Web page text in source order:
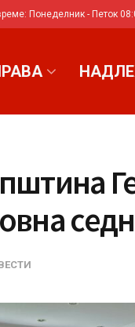
Понеделник - Петок